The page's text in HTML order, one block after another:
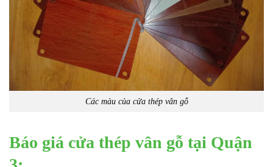
Các màu của cửa thép vân gỗ
Báo giá cửa thép vân gỗ tại Quận